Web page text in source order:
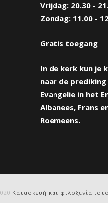
Vrijdag: 20.30 -
Zondag: 11.00 -
Gratis toegang
In de kerk kun je
naar de prediking
Evangelie in het
Albanees, Frans
Roemeens.
Κατασκευή και φιλοξενία